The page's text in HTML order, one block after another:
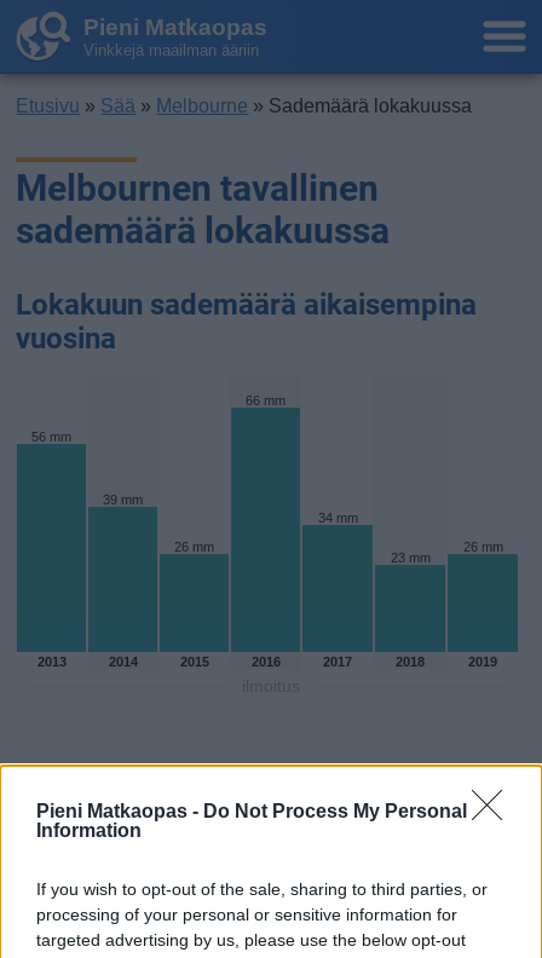
Pieni Matkaopas - Do Not Process My Personal
Information
If you wish to opt-out of the sale, sharing to third parties, or
processing of your personal or sensitive information for
targeted advertising by us, please use the below opt-out
Pieni Matkaopas
Vinkkejä maailman ääriin
Etusivu » Sää » Melbourne » Sademäärä lokakuussa
Melbournen tavallinen
sademäärä lokakuussa
Lokakuun sademäärä aikaisempina
vuosina
56 mm
39 mm
26 mm
66 mm
34 mm
23 mm
26 mm
2013 2014 2015 2016 2017 2018 2019